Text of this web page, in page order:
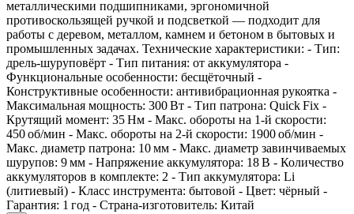
металлическими подшипниками, эргономичной
противоскользящей ручкой и подсветкой — подходит для
работы с деревом, металлом, камнем и бетоном в бытовых и
промышленных задачах. Технические характеристики: - Тип:
дрель‑шуруповёрт - Тип питания: от аккумулятора -
Функциональные особенности: бесщёточный -
Конструктивные особенности: антивибрационная рукоятка -
Максимальная мощность: 300 Вт - Тип патрона: Quick Fix -
Крутящий момент: 35 Нм - Макс. обороты на 1‑й скорости:
450 об/мин - Макс. обороты на 2‑й скорости: 1900 об/мин -
Макс. диаметр патрона: 10 мм - Макс. диаметр завинчиваемых
шурупов: 9 мм - Напряжение аккумулятора: 18 В - Количество
аккумуляторов в комплекте: 2 - Тип аккумулятора: Li
(литиевый) - Класс инструмента: бытовой - Цвет: чёрный -
Гарантия: 1 год - Страна‑изготовитель: Китай